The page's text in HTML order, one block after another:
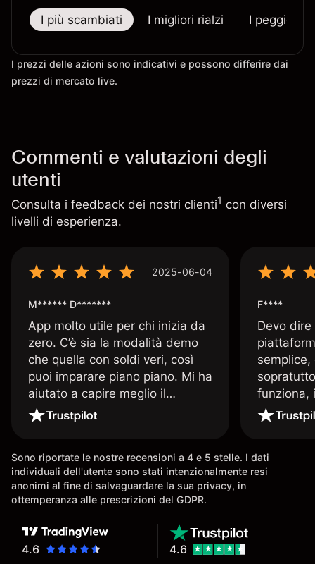
I più scambiati I migliori rialzi I peggiori
I prezzi delle azioni sono indicativi e possono differire dai
prezzi di mercato live.
Commenti e valutazioni degli
utenti
Consulta i feedback dei nostri clienti1 con diversi
livelli di esperienza.
2025-06-04
M****** D*******
App molto utile per chi inizia da
zero. C’è sia la modalità demo
che quella con soldi veri, così
puoi imparare piano piano. Mi ha
aiutato a capire meglio il
trading. La consiglio a chi parte
senza esperienza.
F****
Devo
funziona,
Davide e'
spiega
Sono riportate le nostre recensioni a 4 e 5 stelle. I dati
individuali dell'utente sono stati intenzionalmente resi
anonimi al fine di salvaguardare la sua privacy, in
ottemperanza alle prescrizioni del GDPR.
4.6 4.6